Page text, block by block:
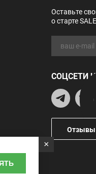
Оставьте
о старте
СОЦСЕТИ
Отзывы
×